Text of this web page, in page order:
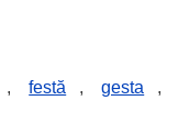
, festă , gesta ,